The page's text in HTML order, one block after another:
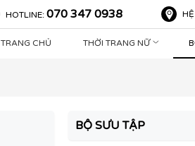
HOTLINE: 070 347 0938
TRANG CHỦ THỜI TRANG NỮ
BỘ SƯU TẬP